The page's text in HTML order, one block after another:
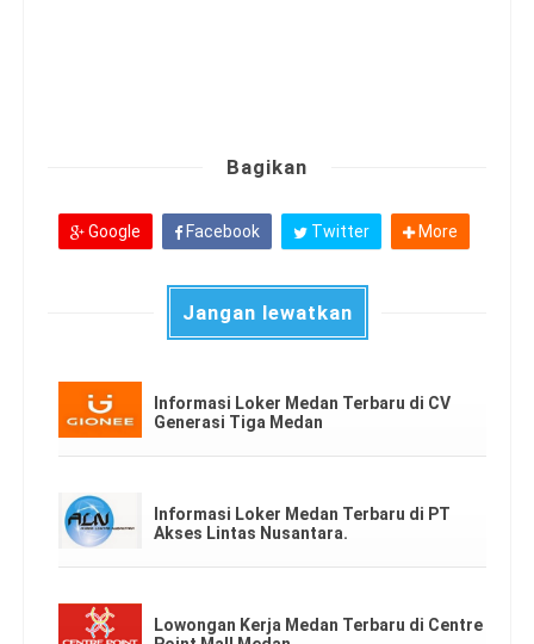
Bagikan
Google Facebook Twitter More
Jangan lewatkan
Informasi Loker Medan Terbaru di CV
Generasi Tiga Medan
Informasi Loker Medan Terbaru di PT
Akses Lintas Nusantara.
Lowongan Kerja Medan Terbaru di Centre